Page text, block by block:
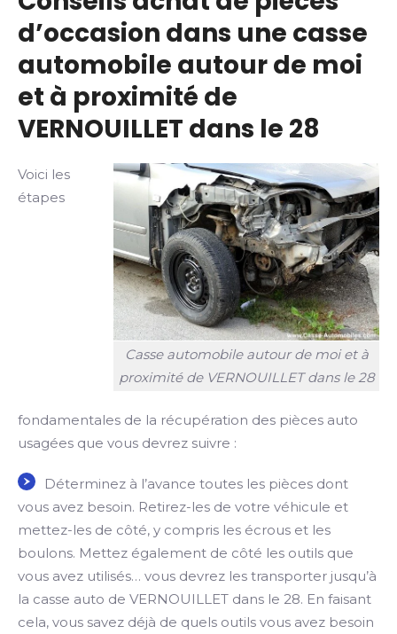
d’occasion dans une casse
automobile autour de moi
et à proximité de
VERNOUILLET dans le 28
Casse automobile autour de moi et à
proximité de VERNOUILLET dans le 28
Voici les
étapes
fondamentales de la récupération des pièces auto
usagées que vous devrez suivre :
Déterminez à l’avance toutes les pièces dont
vous avez besoin. Retirez-les de votre véhicule et
mettez-les de côté, y compris les écrous et les
boulons. Mettez également de côté les outils que
vous avez utilisés… vous devrez les transporter jusqu’à
la casse auto de VERNOUILLET dans le 28. En faisant
cela, vous savez déjà de quels outils vous avez besoin